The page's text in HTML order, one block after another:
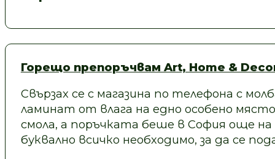
Горещо препоръчвам Art, Home &
Свързах се с магазина по телефона с
ламинат от влага на едно особено
смола, а поръчката беше в София още
буквално всичко необходимо, за да се